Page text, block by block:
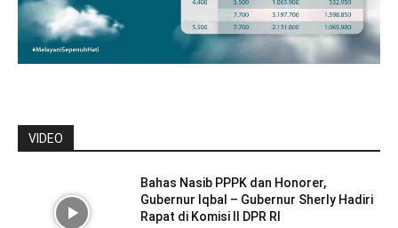
VIDEO
Bahas Nasib PPPK dan Honorer,
Gubernur Iqbal – Gubernur Sherly Hadiri
Rapat di Komisi II DPR RI